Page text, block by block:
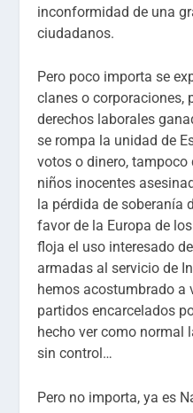
inconformidad de una
ciudadanos.
Pero poco importa se
clanes o corporaciones,
derechos laborales
se rompa la unidad de
votos o dinero,
niños inocentes
la pérdida de soberanía
favor de la Europa de
floja el uso interesado
armadas al servicio de
hemos acostumbrado a
partidos encarcelados
hecho ver como normal
sin control…
Pero no importa, ya es